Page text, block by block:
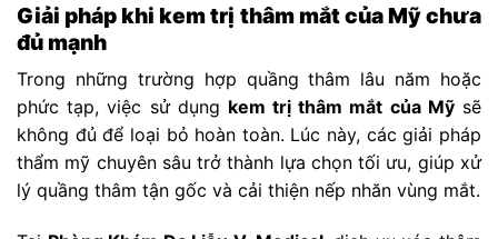
Giải pháp khi kem trị thâm mắt của Mỹ chưa
đủ mạnh
Trong những trường hợp quầng thâm lâu năm hoặc
phức tạp, việc sử dụng kem trị thâm mắt của Mỹsẽ
không đủ để loại bỏ hoàn toàn. Lúc này, các giải pháp
thẩm mỹ chuyên sâu trở thành lựa chọn tối ưu, giúp xử
lý quầng thâm tận gốc và cải thiện nếp nhăn vùng mắt.